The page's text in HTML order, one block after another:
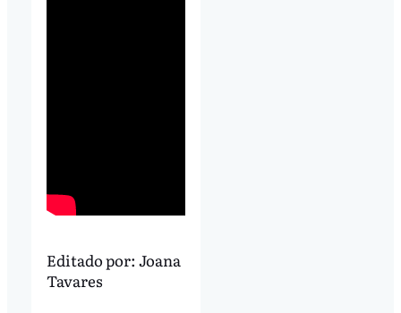
Editado por: Joana
Tavares